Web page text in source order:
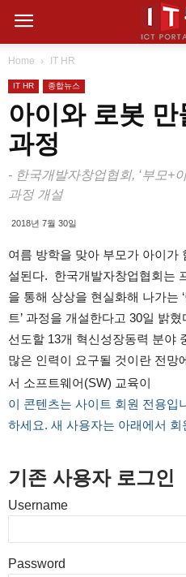
Home IT HR
IT HR 종합뉴스
아이와 로봇
과정
- 한국개발자창업협회, ‘부모+
과정 개설
2018년 7월 30일
여름 방학을 맞아 부모가 아이가
설된다. 한국개발자창업협회는
을 통해 상상을 현실화해 나가는
트’ 과정을 개설한다고 30일 밝
선도할 13개 혁신성장동력 분야
많은 인력이 요구될 것이란 전망
서 소프트웨어(SW) 교육이
이 콘텐츠는 사이트 회원 전용입
하세요. 새 사용자는 아래에서
기존 사용자 로그인
Username
Password